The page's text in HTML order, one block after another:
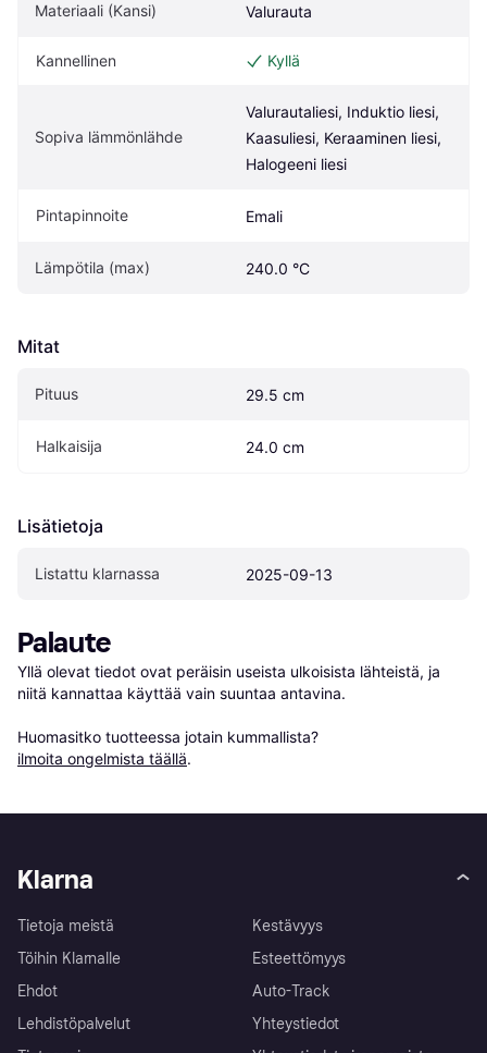
Materiaali (Kansi) Valurauta
Kannellinen Kyllä
Sopiva lämmönlähde
Valurautaliesi, Induktio liesi,
Kaasuliesi, Keraaminen liesi,
Halogeeni liesi
Pintapinnoite Emali
Lämpötila (max) 240.0 °C
Mitat
Pituus 29.5 cm
Halkaisija 24.0 cm
Lisätietoja
Listattu klarnassa 2025-09-13
Palaute
Yllä olevat tiedot ovat peräisin useista ulkoisista lähteistä, ja
niitä kannattaa käyttää vain suuntaa antavina.
Huomasitko tuotteessa jotain kummallista?
ilmoita ongelmista täällä.
Klarna
Tietoja meistä
Töihin Klarnalle
Ehdot
Lehdistöpalvelut
Kestävyys
Esteettömyys
Auto-Track
Yhteystiedot